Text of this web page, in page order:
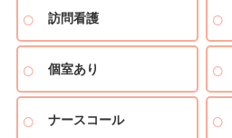
訪問看護
個室あり
ナースコール